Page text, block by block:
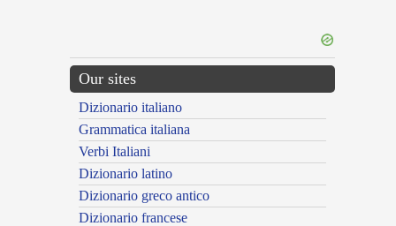
Our sites
Dizionario italiano
Grammatica italiana
Verbi Italiani
Dizionario latino
Dizionario greco antico
Dizionario francese